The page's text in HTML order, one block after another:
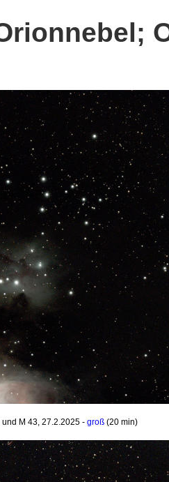
M 43, 27.2.2025 - groß (20 min)